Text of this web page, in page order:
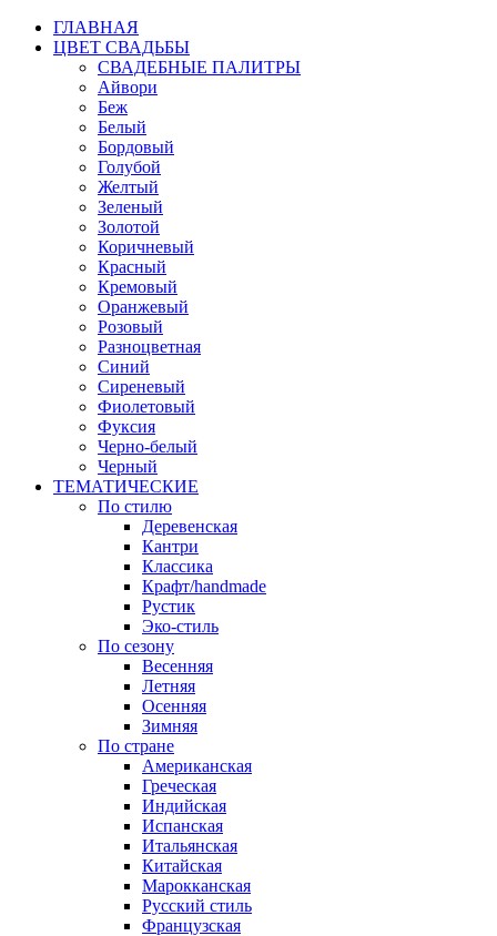
ГЛАВНАЯ
ЦВЕТ СВАДЬБЫ
СВАДЕБНЫЕ ПАЛИТРЫ
Айвори
Беж
Белый
Бордовый
Голубой
Желтый
Зеленый
Золотой
Коричневый
Красный
Кремовый
Оранжевый
Розовый
Разноцветная
Синий
Сиреневый
Фиолетовый
Фуксия
Черно-белый
Черный
ТЕМАТИЧЕСКИЕ
По стилю
Деревенская
Кантри
Классика
Крафт/handmade
Рустик
Эко-стиль
По сезону
Весенняя
Летняя
Осенняя
Зимняя
По стране
Американская
Греческая
Индийская
Испанская
Итальянская
Китайская
Марокканская
Русский стиль
Французская